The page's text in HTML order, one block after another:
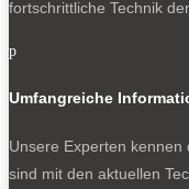
fortschrittliche Technik
p
Umfangreiche
Unsere Experten kennen
sind mit den aktuellen